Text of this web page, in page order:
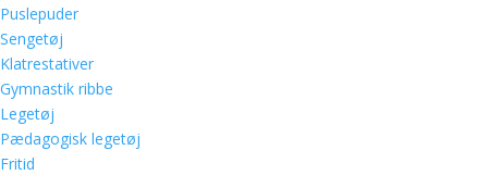
Puslepuder
Sengetøj
Klatrestativer
Gymnastik ribbe
Legetøj
Pædagogisk legetøj
Fritid